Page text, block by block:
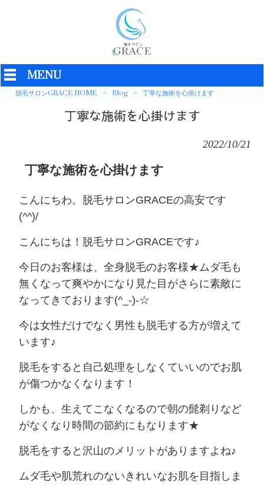
MENU
脱毛サロンGRACE HOME > Blog > 丁寧な施術を心掛けます
丁寧な施術を心掛けます
2022/10/21
丁寧な施術を心掛けます
こんにちわ。脱毛サロンGRACEの高安です
(^^)/
こんにちは！脱毛サロンGRACEです♪
今日のお客様は、全身脱毛のお客様★ムダ毛も
無くなって爽やかになり 見た目がさらに素敵に
なってきております(^_-)-☆
今は女性だけでなく男性も脱毛する方が増えて
います♪
脱毛をすると自己処理をしなくていいのでお肌
が傷つかなくなります！
しかも、生えてこなくなるので朝の髭剃りなど
がなくなり時間の節約にもなります★
脱毛をすると沢山のメリットがありますよね♪
ムダ毛や肌荒れのないきれいなお肌を目指しま